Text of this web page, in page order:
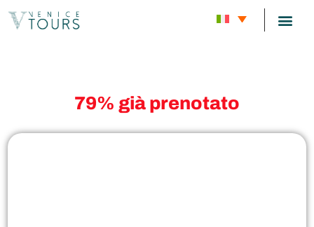
test
79% già prenotato